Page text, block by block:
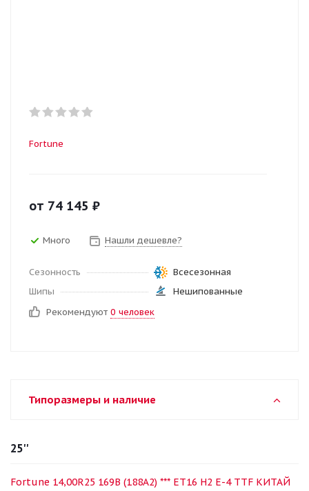
Fortune
от 74 145 ₽
Много Нашли дешевле?
Сезонность
Всесезонная
Шипы
Нешипованные
Рекомендуют 0 человек
Типоразмеры и наличие
25''
Fortune 14,00R25 169B (188A2) *** ET16 H2 E-4 TTF КИТАЙ